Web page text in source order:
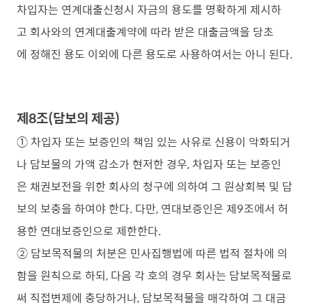
차입자는 연계대출신청시 자금의 용도를 명확하게 제시하
고 회사와의 연계대출계약에 따라 받은 대출금액을 당초
에 정해진 용도 이외에 다른 용도로 사용하여서는 아니 된다.
제8조(담보의 제공)
① 차입자 또는 보증인의 책임 있는 사유로 신용이 악화되거
나 담보물의 가액 감소가 현저한 경우, 차입자 또는 보증인
은 채권보전을 위한 회사의 청구에 의하여 그 원상회복 및 담
보의 보충을 하여야 한다. 다만, 연대보증인은 제9조에서 허
용한 연대보증인으로 제한한다.
② 담보목적물의 처분은 민사집행법에 따른 법적 절차에 의
함을 원칙으로 하되, 다음 각 호의 경우 회사는 담보목적물로
써 직접변제에 충당하거나, 담보목적물을 매각하여 그 대금